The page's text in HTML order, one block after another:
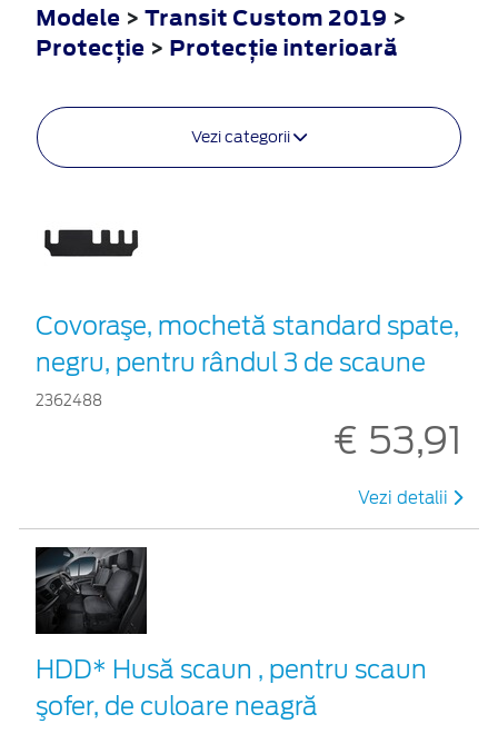
Modele > Transit Custom 2019 >
Protecţie > Protecţie interioară
Vezi categorii
Covoraşe, mochetă standard spate,
negru, pentru rândul 3 de scaune
2362488
€ 53,91
Vezi detalii
HDD* Husă scaun , pentru scaun
şofer, de culoare neagră